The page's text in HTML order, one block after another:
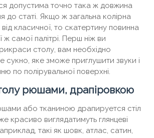
допустима точно така ж довжина
до статі. Якщо ж загальна колірна
класичної, то скатертину повинна
ж самої палітрі. Перш ніж ви
столу, вам необхідно
сукно, яке зможе приглушити звуки і
по полірувальної поверхні.
рюшами, драпіровкою
або тканиною драпируется стіл
красиво виглядатимуть глянцеві
такі як шовк, атлас, сатин,